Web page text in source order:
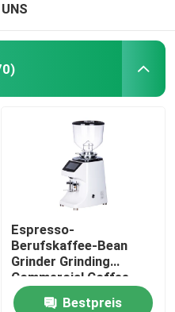
Espresso-
Berufskaffee-Bean
Grinder Grinding
Commercial Coffee-
Schleifer
Bestpreis